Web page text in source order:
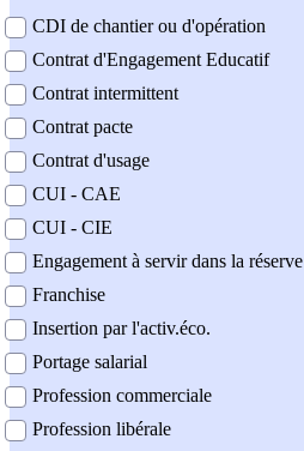
CDI de chantier ou d'opération
Contrat d'Engagement Educatif
Contrat intermittent
Contrat pacte
Contrat d'usage
CUI - CAE
CUI - CIE
Engagement à servir dans la réserve
Franchise
Insertion par l'activ.éco.
Portage salarial
Profession commerciale
Profession libérale